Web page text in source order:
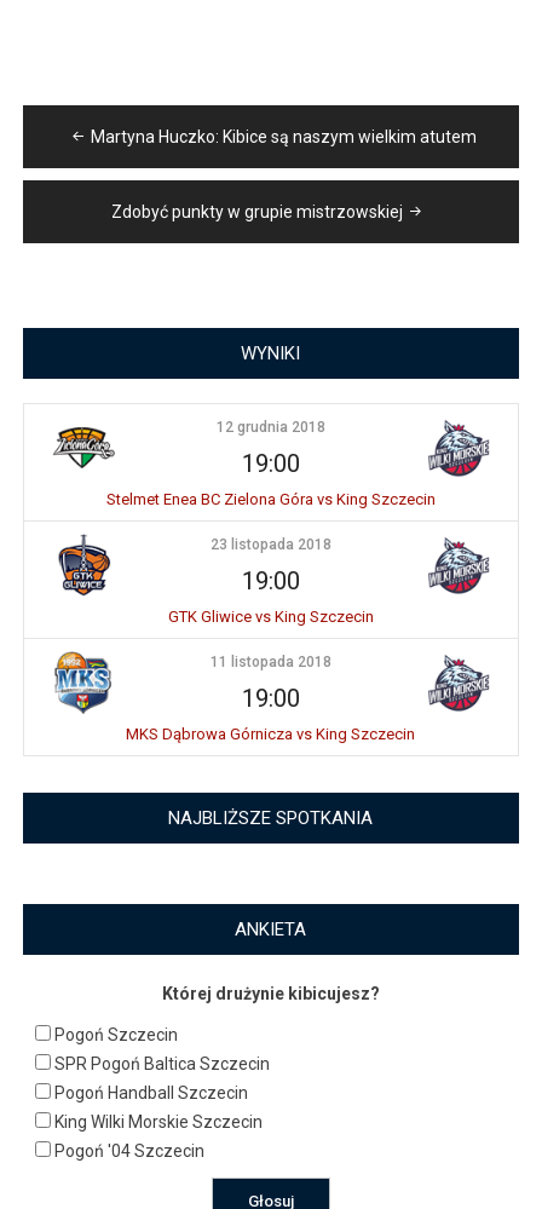
Nawigacja
wpisu
Martyna Huczko: Kibice są naszym wielkim atutem
Zdobyć punkty w grupie mistrzowskiej
WYNIKI
12 grudnia 2018
19:00
Stelmet Enea BC Zielona Góra vs King Szczecin
23 listopada 2018
19:00
GTK Gliwice vs King Szczecin
11 listopada 2018
19:00
MKS Dąbrowa Górnicza vs King Szczecin
NAJBLIŻSZE SPOTKANIA
ANKIETA
Której drużynie kibicujesz?
Pogoń Szczecin
SPR Pogoń Baltica Szczecin
Pogoń Handball Szczecin
King Wilki Morskie Szczecin
Pogoń '04 Szczecin